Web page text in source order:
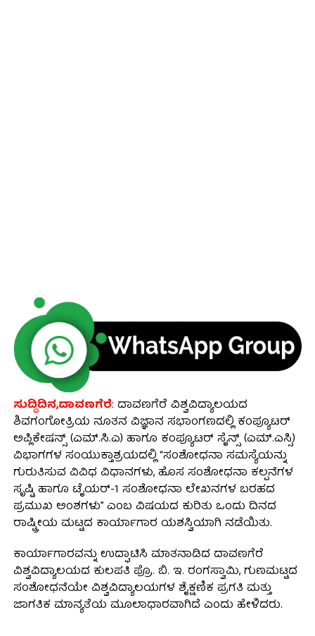
ಸುದ್ದಿದಿನ,ದಾವಣಗೆರೆ: ದಾವಣಗೆರೆ ವಿಶ್ವವಿದ್ಯಾಲಯದ
ಶಿವಗಂಗೋತ್ರಿಯ ನೂತನ ವಿಜ್ಞಾನ ಸಭಾಂಗಣದಲ್ಲಿ ಕಂಪ್ಯೂಟರ್
ಅಪ್ಲಿಕೇಷನ್ಸ್ (ಎಮ್.ಸಿ.ಎ) ಹಾಗೂ ಕಂಪ್ಯೂಟರ್ ಸೈನ್ಸ್ (ಎಮ್.ಎಸ್ಸಿ)
ವಿಭಾಗಗಳ ಸಂಯುಕ್ತಾಶ್ರಯದಲ್ಲಿ “ಸಂಶೋಧನಾ ಸಮಸ್ಯೆಯನ್ನು
ಗುರುತಿಸುವ ವಿವಿಧ ವಿಧಾನಗಳು, ಹೊಸ ಸಂಶೋಧನಾ ಕಲ್ಪನೆಗಳ
ಸೃಷ್ಟಿ ಹಾಗೂ ಟೈಯರ್-1 ಸಂಶೋಧನಾ ಲೇಖನಗಳ ಬರಹದ
ಪ್ರಮುಖ ಅಂಶಗಳು” ಎಂಬ ವಿಷಯದ ಕುರಿತು ಒಂದು ದಿನದ
ರಾಷ್ಟ್ರೀಯ ಮಟ್ಟದ ಕಾರ್ಯಾಗಾರ ಯಶಸ್ವಿಯಾಗಿ ನಡೆಯಿತು.
ಕಾರ್ಯಾಗಾರವನ್ನು ಉದ್ಘಾಟಿಸಿ ಮಾತನಾಡಿದ ದಾವಣಗೆರೆ
ವಿಶ್ವವಿದ್ಯಾಲಯದ ಕುಲಪತಿ ಪ್ರೊ. ಬಿ. ಇ. ರಂಗಸ್ವಾಮಿ, ಗುಣಮಟ್ಟದ
ಸಂಶೋಧನೆಯೇ ವಿಶ್ವವಿದ್ಯಾಲಯಗಳ ಶೈಕ್ಷಣಿಕ ಪ್ರಗತಿ ಮತ್ತು
ಜಾಗತಿಕ ಮಾನ್ಯತೆಯ ಮೂಲಾಧಾರವಾಗಿದೆ ಎಂದು ಹೇಳಿದರು.